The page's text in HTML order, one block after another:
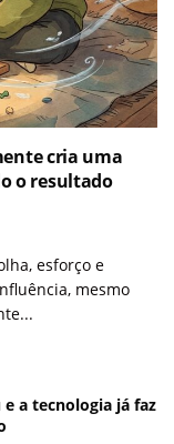
cria uma
o resultado
esforço e
mesmo
a tecnologia já faz